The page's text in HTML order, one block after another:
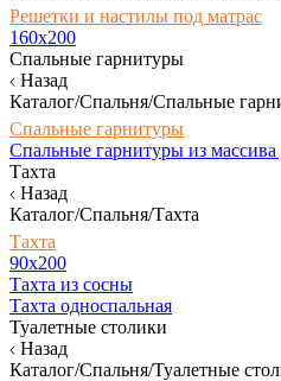
Решетки и настилы под матрас
160х200
Спальные гарнитуры
Назад
Каталог/Спальня/Спальные
Спальные гарнитуры
Спальные гарнитуры из массива
Тахта
Назад
Каталог/Спальня/Тахта
Тахта
90х200
Тахта из сосны
Тахта односпальная
Туалетные столики
Назад
Каталог/Спальня/Туалетные